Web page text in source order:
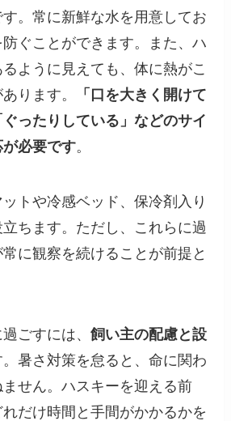
。常に新鮮な水を用意してお
ぐことができます。また、ハ
ように見えても、体に熱がこ
ります。
「口を大きく開けて
ったりしている」などのサイ
必要です。
トや冷感ベッド、保冷剤入り
ちます。ただし、これらに過
に観察を続けることが前提と
ごすには、飼い主の配慮と設
。暑さ対策を怠ると、命に関わ
せん。ハスキーを迎える前
だけ時間と手間がかかるかを